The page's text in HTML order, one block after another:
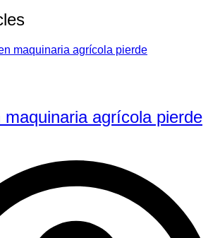
maquinaria agrícola pierde